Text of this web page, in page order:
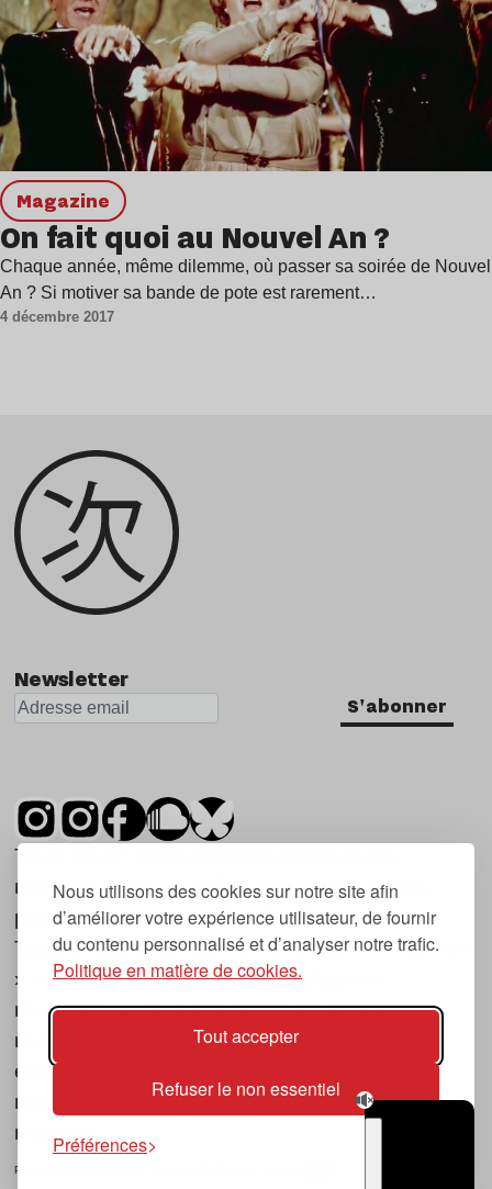
Nous utilisons des cookies sur notre site afin
d’améliorer votre expérience utilisateur, de fournir
du contenu personnalisé et d’analyser notre trafic.
Politique en matière de cookies.
Tout accepter
Refuser le non essentiel
Préférences
magazine
On fait quoi au Nouvel An ?
Chaque année, même dilemme, où passer sa soirée de Nouvel
An ? Si motiver sa bande de pote est rarement…
4 décembre 2017
Newsletter
S'abonner
Tsugi est un mensuel indépendant sur la
musique et les nouvelles tendances, dont la
première parution date de 2007.
Tsugi en japonais signifie « prochain », « suivant
», ce qui correspond à la thématique du
magazine, à l’affût des nouvelles tendances
musicales, qu’elles viennent de la musique
électronique, du rock ou du hip hop, et des
nouveaux phénomènes de société liés à la
musique.
POLITIQUE DE COOKIES (UE)